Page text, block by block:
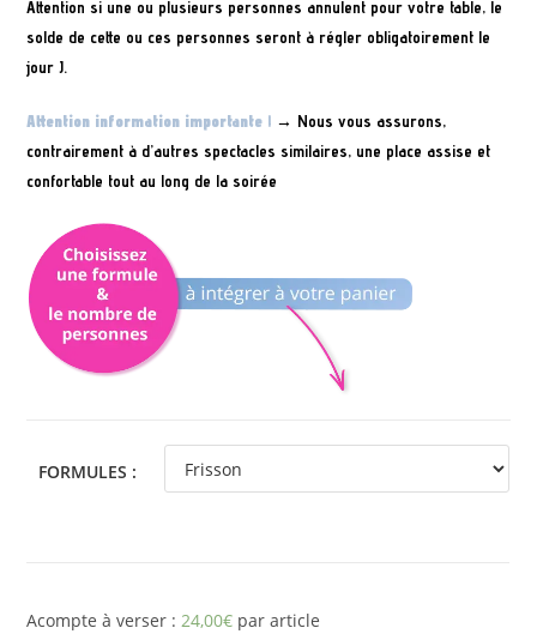
Attention si une ou plusieurs personnes annulent pour votre table, le
solde de cette ou ces personnes seront à régler obligatoirement le
jour J.
Attention information importante ! → Nous vous assurons,
contrairement à d’autres spectacles similaires, une place assise et
confortable tout au long de la soirée
FORMULES :
Acompte à verser :24,00€ par article